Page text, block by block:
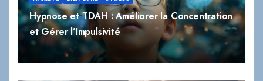
Hypnose et TDAH : Améliorer la Concentration
et Gérer l’Impulsivité